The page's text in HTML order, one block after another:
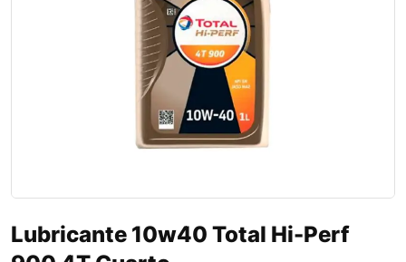
Lubricante 10w40 Total Hi-Perf